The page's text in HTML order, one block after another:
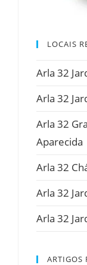
LOCAIS
Arla 32
Arla 32
Arla 32
Aparecida
Arla 32
Arla 32
Arla 32
ARTIGOS